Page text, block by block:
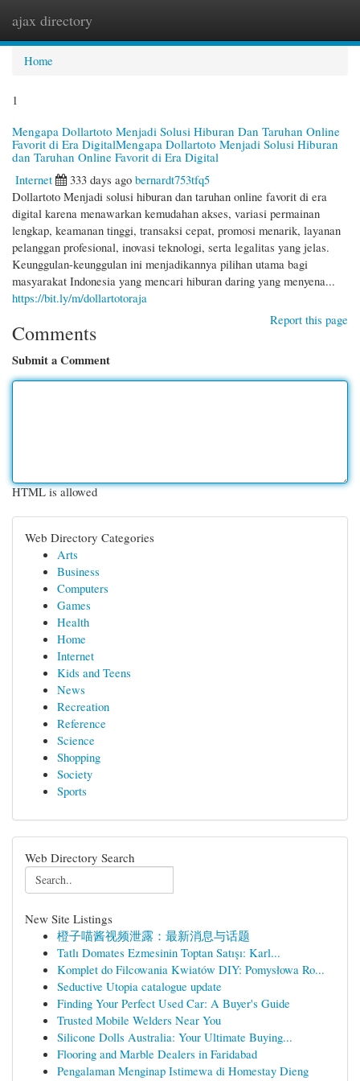
ajax directory
Home
1
Mengapa Dollartoto Menjadi Solusi Hiburan Dan Taruhan Online
Favorit di Era DigitalMengapa Dollartoto Menjadi Solusi Hiburan
dan Taruhan Online Favorit di Era Digital
Internet
333 days ago bernardt753tfq5
Dollartoto Menjadi solusi hiburan dan taruhan online favorit di era
digital karena menawarkan kemudahan akses, variasi permainan
lengkap, keamanan tinggi, transaksi cepat, promosi menarik, layanan
pelanggan profesional, inovasi teknologi, serta legalitas yang jelas.
Keunggulan-keunggulan ini menjadikannya pilihan utama bagi
masyarakat Indonesia yang mencari hiburan daring yang menyena...
https://bit.ly/m/dollartotoraja
Report this page
Comments
Submit a Comment
HTML is allowed
Web Directory Categories
Arts
Business
Computers
Games
Health
Home
Internet
Kids and Teens
News
Recreation
Reference
Science
Shopping
Society
Sports
Web Directory Search
New Site Listings
橙子喵酱视频泄露：最新消息与话题
Tatlı Domates Ezmesinin Toptan Satışı: Karl...
Komplet do Filcowania Kwiatów DIY: Pomysłowa Ro...
Seductive Utopia catalogue update
Finding Your Perfect Used Car: A Buyer's Guide
Trusted Mobile Welders Near You
Silicone Dolls Australia: Your Ultimate Buying...
Flooring and Marble Dealers in Faridabad
Pengalaman Menginap Istimewa di Homestay Dieng